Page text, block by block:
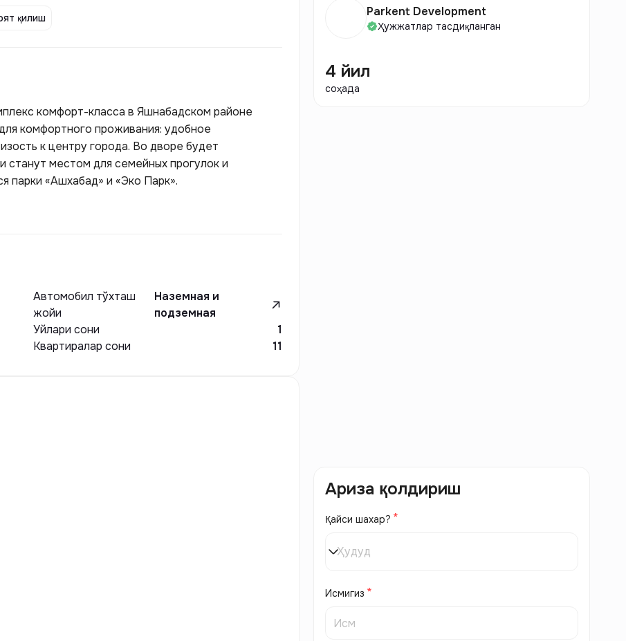
қилиш
комфорт-класса в Яшнабадском районе
комфортного проживания: удобное
к центру города. Во дворе будет
местом для семейных прогулок и
парки «Ашхабад» и «Эко Парк».
Автомобил тўхташ
жойи
Наземная и
подземная
Уйлари сони
1
Квартиралар сони
11
Parkent Development
Ҳужжатлар тасдиқланган
4 йил
соҳада
Ариза қолдириш
Қайси шахар?
Ҳудуд
Исмигиз